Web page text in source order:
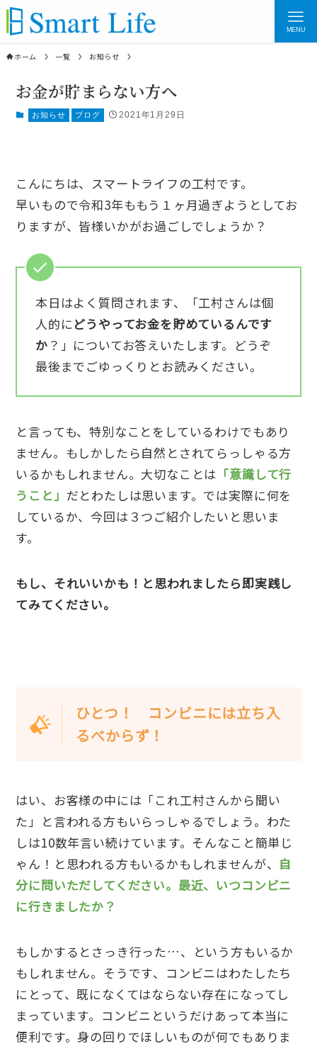
MENU
ホーム 一覧 お知らせ
お金が貯まらない方へ
お知らせ ブログ 2021年1月29日
こんにちは、スマートライフの工村です。
早いもので令和3年ももう１ヶ月過ぎようとしてお
りますが、皆様いかがお過ごしでしょうか？
本日はよく質問されます、「工村さんは個
人的に どうやってお金を貯めているんです
か ？」についてお答えいたします。どうぞ
最後までごゆっくりとお読みください。
と言っても、特別なことをしているわけでもあり
ません。もしかしたら自然とされてらっしゃる方
いるかもしれません。大切なことは 「意識して行
うこと」 だとわたしは思います。では実際に何を
しているか、今回は３つご紹介したいと思いま
す。
もし、それいいかも！と思われましたら即実践し
てみてください。
ひとつ！ コンビニには立ち入
るべからず ！
はい、お客様の中には「これ工村さんから聞い
た」と言われる方もいらっしゃるでしょう。わた
しは10数年言い続けています。そんなこと簡単じ
ゃん！と思われる方もいるかもしれませんが、 自
分に問いただしてください。最近、いつコンビニ
に行きましたか？
もしかするとさっき行った…、という方もいるか
もしれません。そうです、コンビニはわたしたち
にとって、既になくてはならない存在になってし
まっています。コンビニというだけあって本当に
便利です。身の回りでほしいものが何でもありま